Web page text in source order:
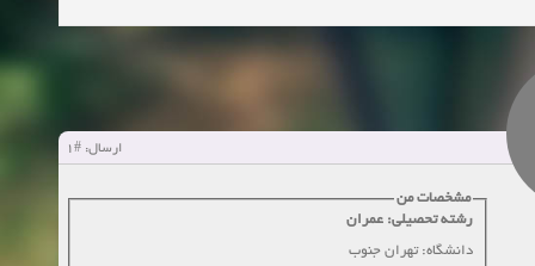
زمان:11-11-2024
زمان:10-28-2024
زمان:10-13-2024
زمان:10-11-2024
ارسال: #1
مشخصات من
رشته تحصیلی: عمران
دانشگاه: تهران جنوب